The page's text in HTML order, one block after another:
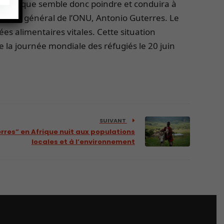
critique semble donc poindre et conduira à
général de l’ONU, Antonio Guterres. Le
alimentaires vitales. Cette situation
la journée mondiale des réfugiés le 20 juin
SUIVANT
en Afrique nuit aux populations
locales et à l’environnement